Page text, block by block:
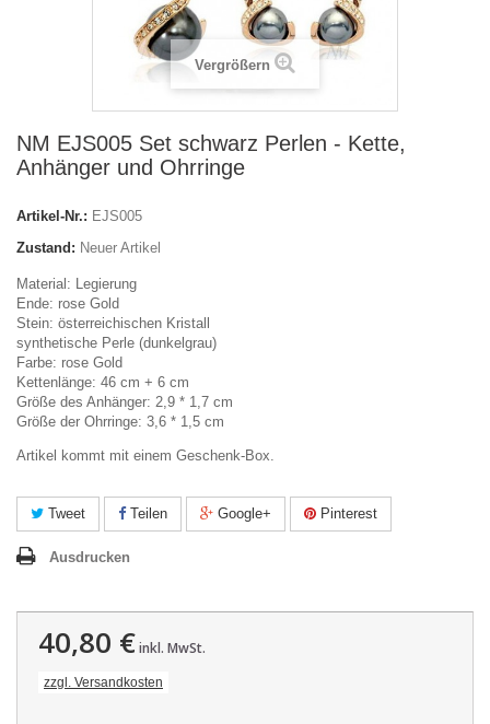
Vergrößern
NM EJS005 Set schwarz Perlen - Kette,
Anhänger und Ohrringe
Artikel-Nr.: EJS005
Zustand: Neuer Artikel
Material: Legierung
Ende: rose Gold
Stein: österreichischen Kristall
synthetische Perle (dunkelgrau)
Farbe: rose Gold
Kettenlänge: 46 cm + 6 cm
Größe des Anhänger: 2,9 * 1,7 cm
Größe der Ohrringe: 3,6 * 1,5 cm
Artikel kommt mit einem Geschenk-Box.
Tweet Teilen Google+ Pinterest
Ausdrucken
40,80 €inkl. MwSt.
zzgl. Versandkosten